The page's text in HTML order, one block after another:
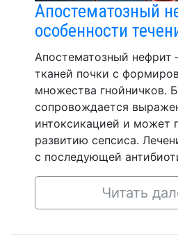
Апостематозный
особенности
Апостематозный
тканей почки с
множества гнойничков.
сопровождается
интоксикацией и может
развитию сепсиса.
с последующей
Читать